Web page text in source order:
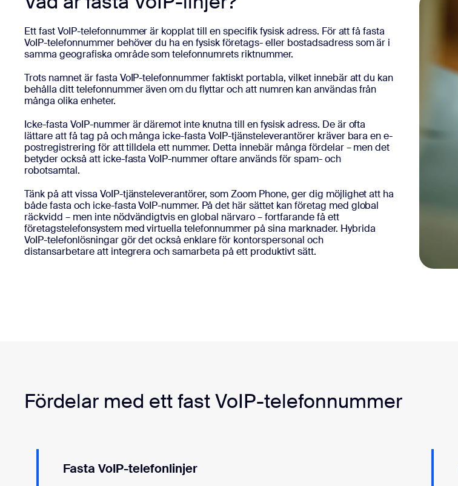
Ett fast VoIP-telefonnummer är kopplat till en specifik fysisk adress. För att få fasta
VoIP-telefonnummer behöver du ha en fysisk företags- eller bostadsadress som är i
samma geografiska område som telefonnumrets riktnummer.
Trots namnet är fasta VoIP-telefonnummer faktiskt portabla, vilket innebär att du kan
behålla ditt telefonnummer även om du flyttar och att numren kan användas från
många olika enheter.
Icke-fasta VoIP-nummer är däremot inte knutna till en fysisk adress. De är ofta
lättare att få tag på och många icke-fasta VoIP-tjänsteleverantörer kräver bara en e-
postregistrering för att tilldela ett nummer. Detta innebär många fördelar – men det
betyder också att icke-fasta VoIP-nummer oftare används för spam- och
robotsamtal.
Tänk på att vissa VoIP-tjänsteleverantörer, som Zoom Phone, ger dig möjlighet att ha
både fasta och icke-fasta VoIP-nummer. På det här sättet kan företag med global
räckvidd – men inte nödvändigtvis en global närvaro – fortfarande få ett
företagstelefonsystem med virtuella telefonnummer på sina marknader. Hybrida
VoIP-telefonlösningar gör det också enklare för kontorspersonal och
distansarbetare att integrera och samarbeta på ett produktivt sätt.
Fördelar med ett fast VoIP-telefonnummer
Fasta VoIP-telefonlinjer